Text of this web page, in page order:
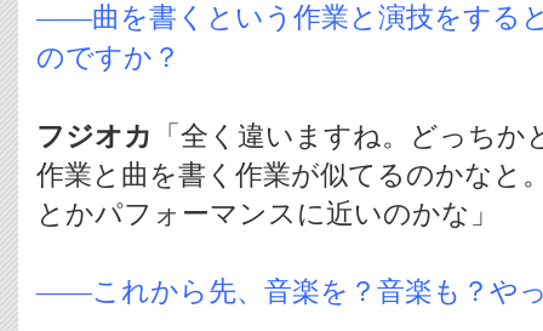
――曲を書くという作業と演技をする
のですか？
フジオカ
「全く違いますね。どっち
作業と曲を書く作業が似てるのかなと
とかパフォーマンスに近いのかな」
――これから先、音楽を？音楽も？や